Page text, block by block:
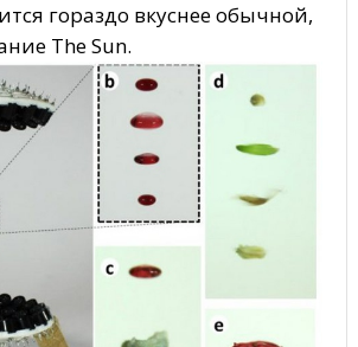
гораздо вкуснее обычной,
The Sun.